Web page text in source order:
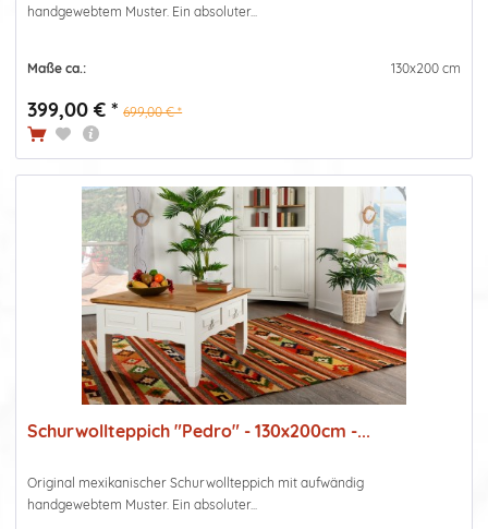
handgewebtem Muster. Ein absoluter...
Maße ca.: 130x200 cm
399,00 € * 699,00 € *
Schurwollteppich "Pedro" - 130x200cm -...
Original mexikanischer Schurwollteppich mit aufwändig
handgewebtem Muster. Ein absoluter...